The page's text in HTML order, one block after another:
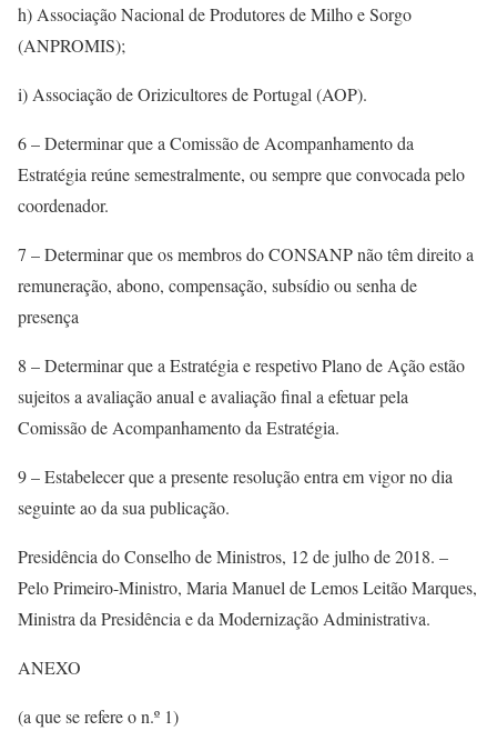
h) Associação Nacional de Produtores de Milho e Sorgo
(ANPROMIS);
i) Associação de Orizicultores de Portugal (AOP).
6 – Determinar que a Comissão de Acompanhamento da
Estratégia reúne semestralmente, ou sempre que convocada pelo
coordenador.
7 – Determinar que os membros do CONSANP não têm direito a
remuneração, abono, compensação, subsídio ou senha de
presença
8 – Determinar que a Estratégia e respetivo Plano de Ação estão
sujeitos a avaliação anual e avaliação final a efetuar pela
Comissão de Acompanhamento da Estratégia.
9 – Estabelecer que a presente resolução entra em vigor no dia
seguinte ao da sua publicação.
Presidência do Conselho de Ministros, 12 de julho de 2018. –
Pelo Primeiro-Ministro, Maria Manuel de Lemos Leitão Marques,
Ministra da Presidência e da Modernização Administrativa.
ANEXO
(a que se refere o n.º 1)